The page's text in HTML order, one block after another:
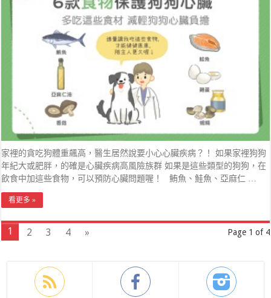
家裡的貪吃狗體重飆高，醫生居然說要小心心臟疾病？！ 如果家裡狗狗
年紀大或肥胖，的確是心臟疾病高風險族群 如果是這些類型的狗狗，在
飲食中加這些食物，可以預防心臟問題喔！ 鮪魚、鮭魚、亞麻仁 …
看更多 »
Page 1 of 4
1 2 3 4 »